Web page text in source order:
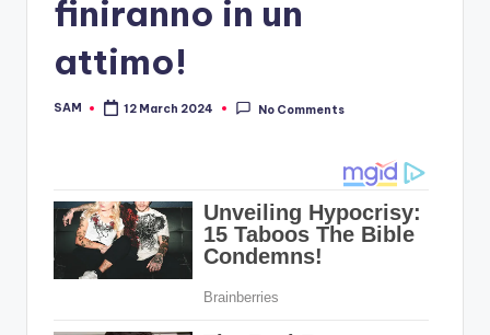
finiranno in un
attimo!
Posted
SAM 12 March 2024 No Comments